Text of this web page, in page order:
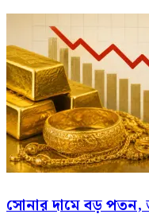
সোনার দামে বড় পতন,